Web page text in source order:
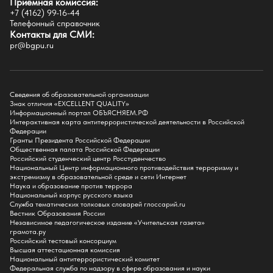
Естественно-географический факультет
Историко-филологический факультет
Факультет иностранных языков
Факультет педагогики и психологии
Факультет физической культуры и спорта
Подготовительное отделение для иностранных граждан
Поступление
Приемная комиссия
Поступай в БГПУ
Специальности и направления
Списки поступающих
Приказы о зачислении
Полезные материалы
Общежитие
Информация о целевом обучении
Обркредит в СПО
Бакалавриат
Магистратура
Аспирантура
СПО
Правила приема на Бакалавриат
Правила приема на Магистратуру
Правила приема на СПО
+7 (4162) 99-16-44
Телефонный справочник
Контакты для СМИ:
pr@bgpu.ru
Сведения об образовательной организации
Знак отличия «EXCELLENT QUALITY»
Информационный портал ОБЪЯСНЯЕМ.РФ
Интерактивная карта антитеррористической деятельности в Российской
Федерации
Гранты Президента Российской Федерации
Общественная палата Российской Федерации
Российский студенческий центр Росстуденчество
Национальный Центр информационного противодействия терроризму и
экстремизму в образовательной среде и сети Интернет
Наука и образование против террора
Национальный корпус русского языка
Служба тематических толковых словарей глоссарий.ru
Вестник Образования России
Независимое педагогическое издание «Учительская газета»
грамота.ру
Российский тестовый консорциум
Высшая аттестационная комиссия
Национальный антитеррористический комитет
Федеральная служба по надзору в сфере образования и науки